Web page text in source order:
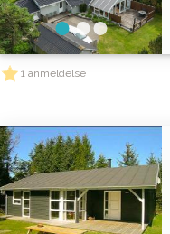
1 anmeldelse